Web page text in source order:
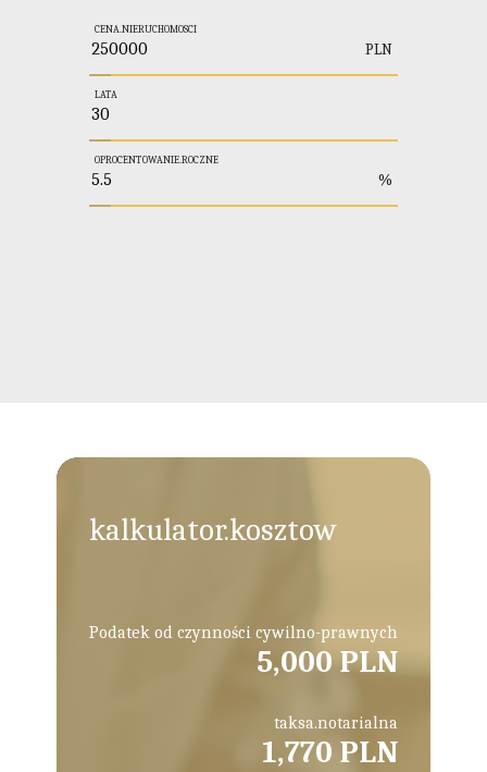
CENA.NIERUCHOMOSCI
PLN
LATA
OPROCENTOWANIE.ROCZNE
%
kalkulator.kosztow
Podatek od czynności cywilno-prawnych
5,000 PLN
taksa.notarialna
1,770 PLN